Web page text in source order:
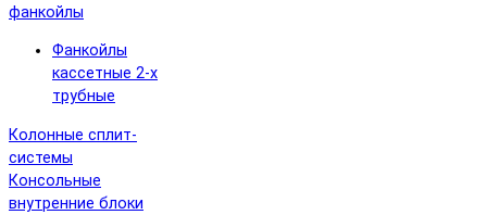
фанкойлы
Фанкойлы
кассетные 2-х
трубные
Колонные сплит-
системы
Консольные
внутренние блоки